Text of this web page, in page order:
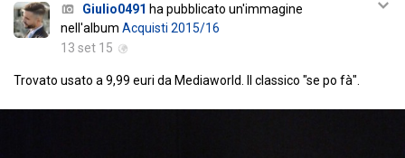
Giulio0491 ha pubblicato un'immagine
nell'album Acquisti 2015/16
13 set 15
Trovato usato a 9,99 euri da Mediaworld. Il classico "se po fà".